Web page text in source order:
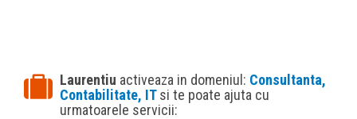
Laurentiu activeaza in domeniul: Consultanta,
Contabilitate, ITsi te poate ajuta cu
urmatoarele servicii: